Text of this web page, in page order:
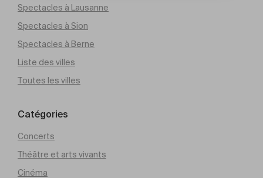
Spectacles à Lausanne
Spectacles à Sion
Spectacles à Berne
Liste des villes
Toutes les villes
Catégories
Concerts
Théâtre et arts vivants
Cinéma